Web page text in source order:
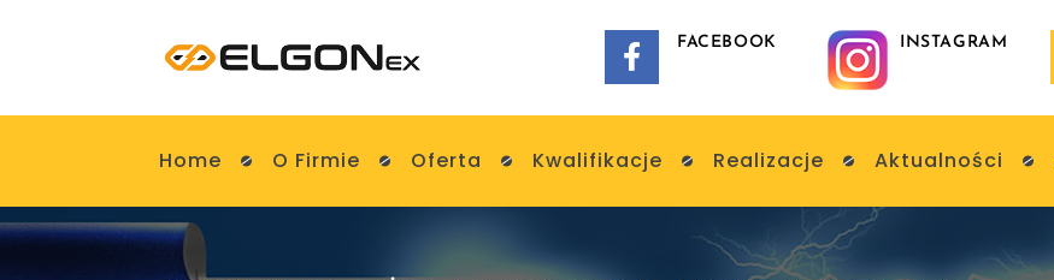
FACEBOOK INSTAGRAM
Home O Firmie Oferta Kwalifikacje Realizacje Aktualności